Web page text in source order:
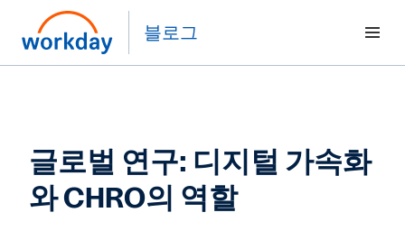
블로그
글로벌 연구: 디지털 가속화
와 CHRO의 역할